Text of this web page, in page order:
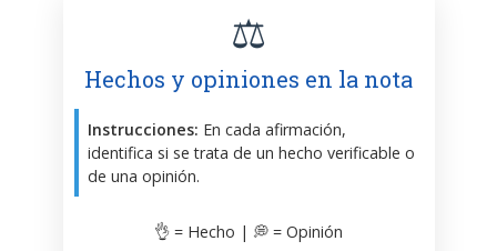
⚖️
Hechos y opiniones en la nota
Instrucciones: En cada afirmación,
identifica si se trata de un hecho verificable o
de una opinión.
👌 = Hecho | 💭 = Opinión